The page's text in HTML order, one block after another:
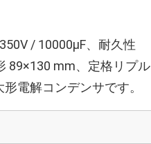
/ 10000µF、耐久性
89×130 mm、定格リプ
電解コンデンサです。